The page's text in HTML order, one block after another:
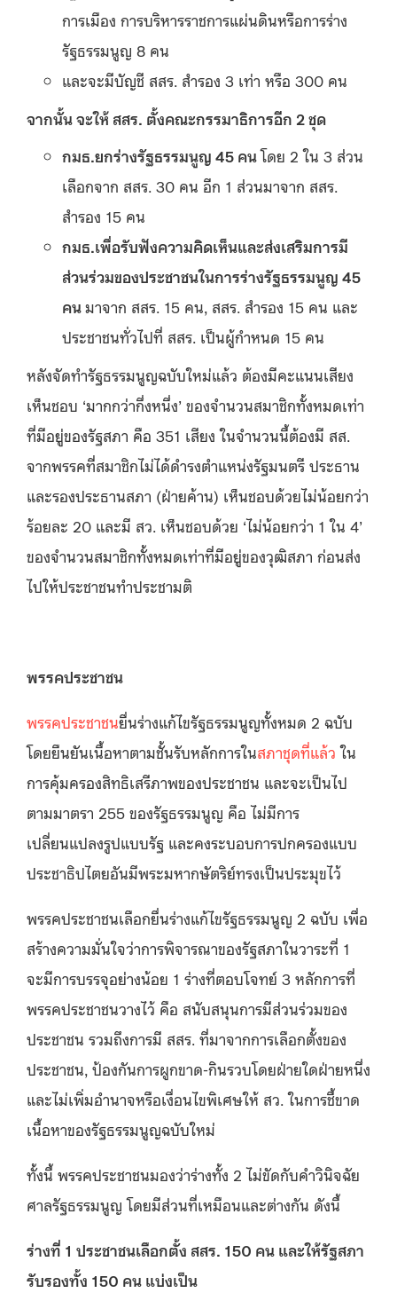
การเมือง การบริหารราชการแผ่นดินหรือการร่าง
รัฐธรรมนูญ 8 คน
และจะมีบัญชี สสร. สำรอง 3 เท่า หรือ 300 คน
จากนั้น จะให้ สสร. ตั้งคณะกรรมาธิการอีก 2 ชุด
กมธ.ยกร่างรัฐธรรมนูญ 45 คนโดย 2 ใน 3 ส่วน
เลือกจาก สสร. 30 คน อีก 1 ส่วนมาจาก สสร.
สำรอง 15 คน
กมธ.เพื่อรับฟังความคิดเห็นและส่งเสริมการมี
ส่วนร่วมของประชาชนในการร่างรัฐธรรมนูญ 45
คนมาจาก สสร. 15 คน, สสร. สำรอง 15 คน และ
ประชาชนทั่วไปที่ สสร. เป็นผู้กำหนด 15 คน
หลังจัดทำรัฐธรรมนูญฉบับใหม่แล้ว ต้องมีคะแนนเสียง
เห็นชอบ ‘มากกว่ากึ่งหนึ่ง’ ของจำนวนสมาชิกทั้งหมดเท่า
ที่มีอยู่ของรัฐสภา คือ 351 เสียง ในจำนวนนี้ต้องมี สส.
จากพรรคที่สมาชิกไม่ได้ดำรงตำแหน่งรัฐมนตรี ประธาน
และรองประธานสภา (ฝ่ายค้าน) เห็นชอบด้วยไม่น้อยกว่า
ร้อยละ 20 และมี สว. เห็นชอบด้วย ‘ไม่น้อยกว่า 1 ใน 4’
ของจำนวนสมาชิกทั้งหมดเท่าที่มีอยู่ของวุฒิสภา ก่อนส่ง
ไปให้ประชาชนทำประชามติ
พรรคประชาชน
พรรคประชาชนยื่นร่างแก้ไขรัฐธรรมนูญทั้งหมด 2 ฉบับ
โดยยืนยันเนื้อหาตามชั้นรับหลักการในสภาชุดที่แล้ว ใน
การคุ้มครองสิทธิเสรีภาพของประชาชน และจะเป็นไป
ตามมาตรา 255 ของรัฐธรรมนูญ คือ ไม่มีการ
เปลี่ยนแปลงรูปแบบรัฐ และคงระบอบการปกครองแบบ
ประชาธิปไตยอันมีพระมหากษัตริย์ทรงเป็นประมุขไว้
พรรคประชาชนเลือกยื่นร่างแก้ไขรัฐธรรมนูญ 2 ฉบับ เพื่อ
สร้างความมั่นใจว่าการพิจารณาของรัฐสภาในวาระที่ 1
จะมีการบรรจุอย่างน้อย 1 ร่างที่ตอบโจทย์ 3 หลักการที่
พรรคประชาชนวางไว้ คือ สนับสนุนการมีส่วนร่วมของ
ประชาชน รวมถึงการมี สสร. ที่มาจากการเลือกตั้งของ
ประชาชน, ป้องกันการผูกขาด-กินรวบโดยฝ่ายใดฝ่ายหนึ่ง
และไม่เพิ่มอำนาจหรือเงื่อนไขพิเศษให้ สว. ในการชี้ขาด
เนื้อหาของรัฐธรรมนูญฉบับใหม่
ทั้งนี้ พรรคประชาชนมองว่าร่างทั้ง 2 ไม่ขัดกับคำวินิจฉัย
ศาลรัฐธรรมนูญ โดยมีส่วนที่เหมือนและต่างกัน ดังนี้
ร่างที่ 1 ประชาชนเลือกตั้ง สสร. 150 คน และให้รัฐสภา
รับรองทั้ง 150 คน แบ่งเป็น